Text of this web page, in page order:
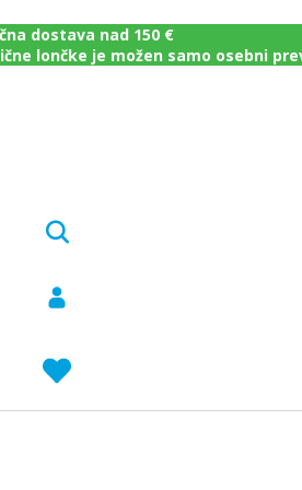
dostava nad 150 €
lončke je možen samo osebni